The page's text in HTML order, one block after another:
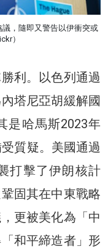
，隨即又警告以伊衝突或
）
利。以色列通過
塔尼亞胡緩解國
是哈馬斯2023年
質疑。美國通過
打擊了伊朗核計
固其在中東戰略
更被美化為「中
和平締造者」形